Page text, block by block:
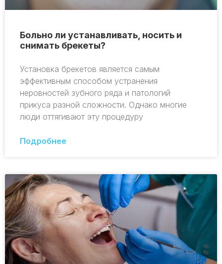
Больно ли устанавливать, носить и
снимать брекеты?
Установка брекетов является самым
эффективным способом устранения
неровностей зубного ряда и патологий
прикуса разной сложности. Однако многие
люди оттягивают эту процедуру
Подробнее